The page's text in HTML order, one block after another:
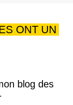
ONT UN
blog des